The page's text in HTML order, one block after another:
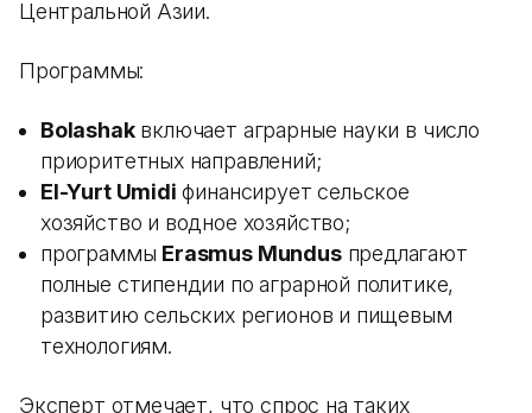
Центральной Азии.
Программы:
Bolashakвключает аграрные науки в число
приоритетных направлений;
El-Yurt Umidi финансирует сельское
хозяйство и водное хозяйство;
программы Erasmus Mundusпредлагают
полные стипендии по аграрной политике,
развитию сельских регионов и пищевым
технологиям.
Эксперт отмечает, что спрос на таких